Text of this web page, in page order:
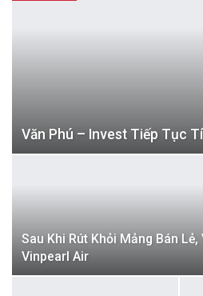
Văn Phú – Invest Tiếp Tục
Sau Khi Rút Khỏi Mảng Bán
Vinpearl Air